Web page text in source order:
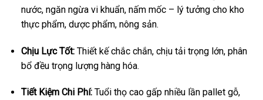
nước, ngăn ngừa vi khuẩn, nấm mốc – lý tưởng cho kho
thực phẩm, dược phẩm, nông sản.
Chịu Lực Tốt:Thiết kế chắc chắn, chịu tải trọng lớn, phân
bổ đều trọng lượng hàng hóa.
Tiết Kiệm Chi Phí:Tuổi thọ cao gấp nhiều lần pallet gỗ,